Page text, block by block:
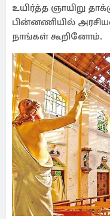
உயிர்த்த ஞாயிறு
பின்னணியில்
நாங்கள் கூறினோம்.